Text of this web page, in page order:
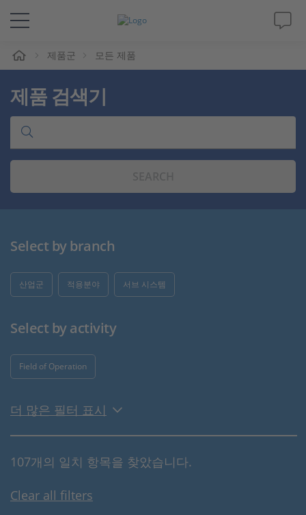
솔루션 및 제품
Support
동영상
인재채용
제품군 모든 제품
제품 검색기
Select by branch
산업군 적용분야 서브 시스템
Select by activity
Field of Operation
더 많은 필터 표시
107개의 일치 항목을 찾았습니다.
Clear all filters